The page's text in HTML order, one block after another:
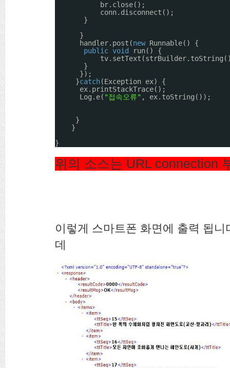
br.close();
conn.disconnect();
}
}
handler.post(new Runnable() {
public void
run() {
}
});
}catch(Exception ex) {
ex.printStackTrace();
Log.e( "접속오류" , ex.toString());
}
}
}
위의 소스는 URL connection
이렇게 스마트폰 화면에 출력 됩
데